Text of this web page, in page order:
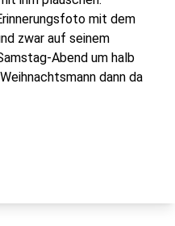
mit dem
zwar auf seinem
Abend um halb
dann da